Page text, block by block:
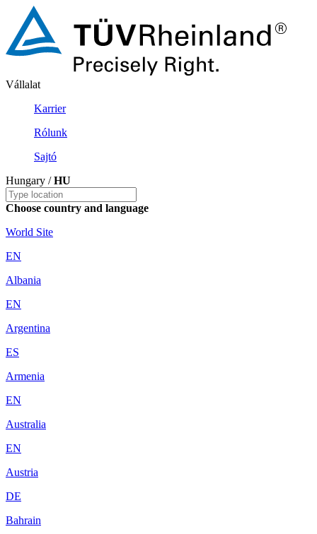
Vállalat
Karrier
Rólunk
Sajtó
Hungary /HU
Choose country and language
World Site
EN
Albania
EN
Argentina
ES
Armenia
EN
Australia
EN
Austria
DE
Bahrain